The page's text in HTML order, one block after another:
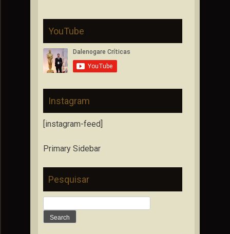
YouTube
Instagram
[instagram-feed]
Primary Sidebar
Pesquisar
for: